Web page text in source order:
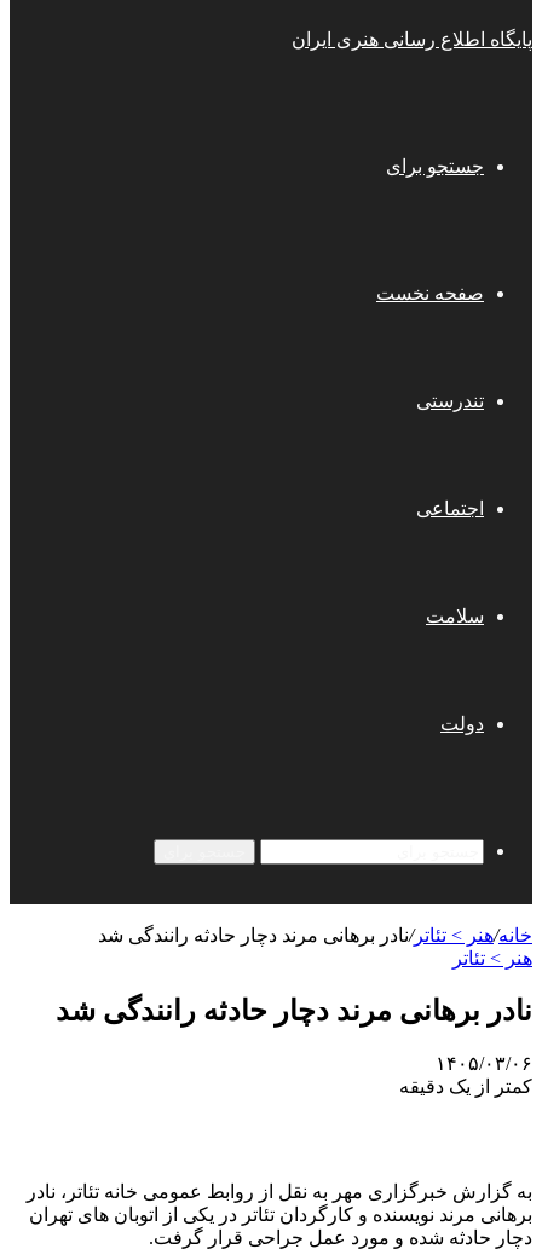
پایگاه اطلاع رسانی هنری ایران
جستجو برای
صفحه نخست
تندرستی
اجتماعی
سلامت
دولت
خانه/هنر > تئاتر/نادر برهانی مرند دچار حادثه رانندگی شد
هنر > تئاتر
نادر برهانی مرند دچار حادثه رانندگی شد
۱۴۰۵/۰۳/۰۶
کمتر از یک دقیقه
به گزارش خبرگزاری مهر به نقل از روابط عمومی خانه تئاتر، نادر
برهانی مرند نویسنده و کارگردان تئاتر در یکی از اتوبان های تهران
دچار حادثه شده و مورد عمل جراحی قرار گرفت.